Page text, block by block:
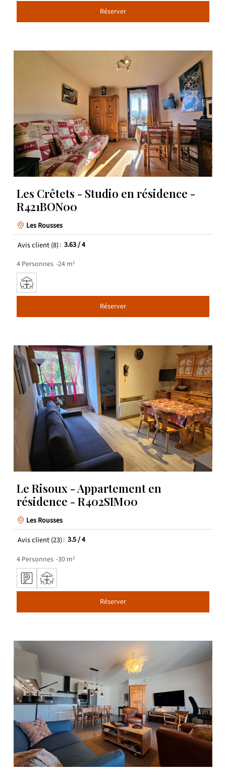
Réserver
Les Crêtets - Studio en résidence -
R421BON00
Les Rousses
Avis client(8) 3.63/ 4
4 Personnes 24 m²
Réserver
Le Risoux - Appartement en
résidence - R402SIM00
Les Rousses
Avis client(23) 3.5/ 4
4 Personnes 30 m²
Réserver